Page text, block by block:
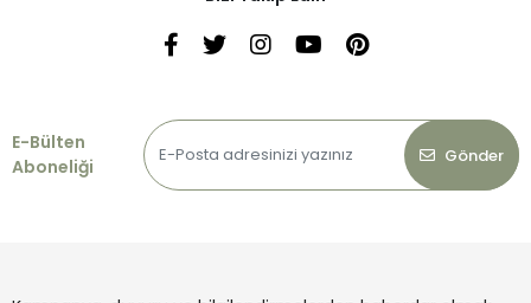
E-Bülten
Aboneliği
Gönder